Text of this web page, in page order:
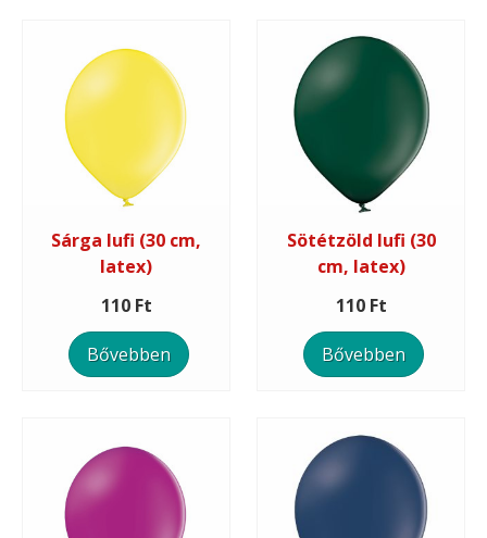
Sárga lufi (30 cm,
latex)
110 Ft
Bővebben
Sötétzöld lufi (30
cm, latex)
110 Ft
Bővebben